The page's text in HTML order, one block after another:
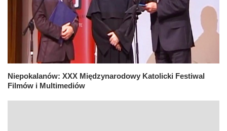
Niepokalanów: XXX Międzynarodowy Katolicki Festiwal
Filmów i Multimediów